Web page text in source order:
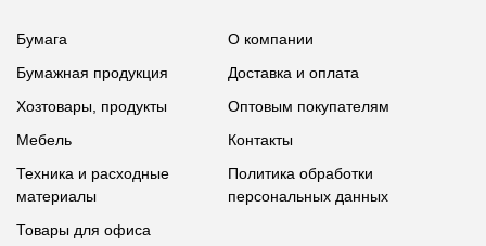
Бумага
Бумажная продукция
Хозтовары, продукты
Мебель
Техника и расходные
материалы
Товары для офиса
О компании
Доставка и оплата
Оптовым покупателям
Контакты
Политика обработки
персональных данных